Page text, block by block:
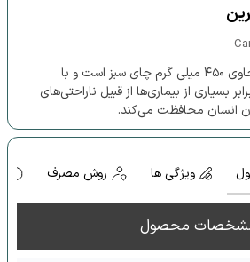
قرص چای سبز کام گرین حاوی ۴۵۰ میلی گرم چای سبز است و با
خواص فراوانی که دارد در برابر بسیاری از بیماری‌ها از قبیل ناراحتی‌‎های
انسان محافظت می‌کند.
ویژگی ها روش مصرف
محصول